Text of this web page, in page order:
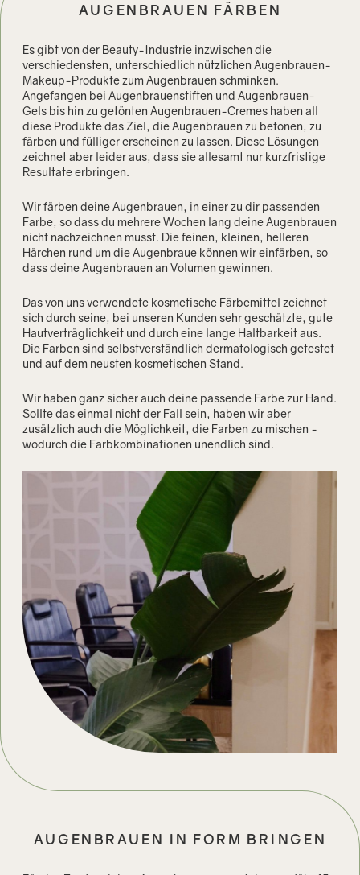
AUGENBRAUEN FÄRBEN
Es gibt von der Beauty-Industrie inzwischen die
verschiedensten, unterschiedlich nützlichen Augenbrauen-
Makeup-Produkte zum Augenbrauen schminken.
Angefangen bei Augenbrauenstiften und Augenbrauen-
Gels bis hin zu getönten Augenbrauen-Cremes haben all
diese Produkte das Ziel, die Augenbrauen zu betonen, zu
färben und fülliger erscheinen zu lassen. Diese Lösungen
zeichnet aber leider aus, dass sie allesamt nur kurzfristige
Resultate erbringen.
Wir färben deine Augenbrauen, in einer zu dir passenden
Farbe, so dass du mehrere Wochen lang deine Augenbrauen
nicht nachzeichnen musst. Die feinen, kleinen, helleren
Härchen rund um die Augenbraue können wir einfärben, so
dass deine Augenbrauen an Volumen gewinnen.
Das von uns verwendete kosmetische Färbemittel zeichnet
sich durch seine, bei unseren Kunden sehr geschätzte, gute
Hautverträglichkeit und durch eine lange Haltbarkeit aus.
Die Farben sind selbstverständlich dermatologisch getestet
und auf dem neusten kosmetischen Stand.
Wir haben ganz sicher auch deine passende Farbe zur Hand.
Sollte das einmal nicht der Fall sein, haben wir aber
zusätzlich auch die Möglichkeit, die Farben zu mischen -
wodurch die Farbkombinationen unendlich sind.
AUGENBRAUEN IN FORM BRINGEN